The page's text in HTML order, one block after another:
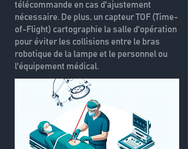
télécommande en cas d'ajustement
nécessaire. De plus, un capteur TOF (Time-
of-Flight) cartographie la salle d'opération
pour éviter les collisions entre le bras
robotique de la lampe et le personnel ou
l'équipement médical.